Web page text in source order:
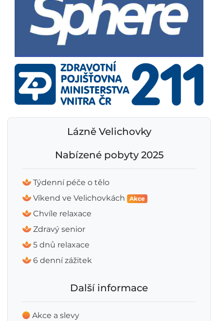
Lázně Velichovky
Nabízené pobyty 2025
Týdenní péče o tělo
Víkend ve Velichovkách
Akce
Chvíle relaxace
Zdravý senior
5 dnů relaxace
6 denní zážitek
Další informace
Akce a slevy